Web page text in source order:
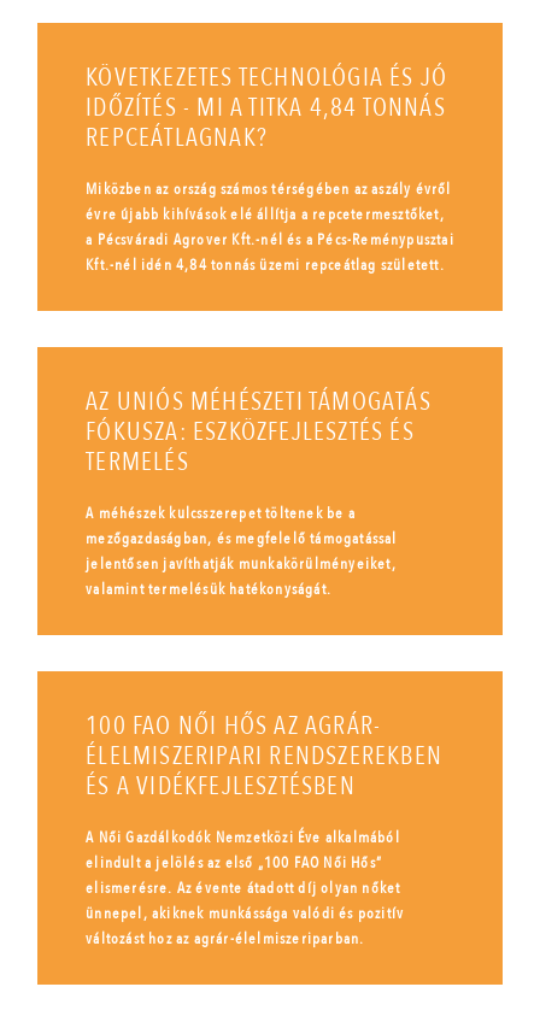
KÖVETKEZETES TECHNOLÓGIA ÉS JÓ
IDŐZÍTÉS - MI A TITKA 4,84 TONNÁS
REPCEÁTLAGNAK?
Miközben az ország számos térségében az aszály évről
évre újabb kihívások elé állítja a repcetermesztőket,
a Pécsváradi Agrover Kft.-nél és a Pécs-Reménypusztai
Kft.-nél idén 4,84 tonnás üzemi repceátlag született.
AZ UNIÓS MÉHÉSZETI TÁMOGATÁS
FÓKUSZA: ESZKÖZFEJLESZTÉS ÉS
TERMELÉS
A méhészek kulcsszerepet töltenek be a
mezőgazdaságban, és megfelelő támogatással
jelentősen javíthatják munkakörülményeiket,
valamint termelésük hatékonyságát.
100 FAO NŐI HŐS AZ AGRÁR-
ÉLELMISZERIPARI RENDSZEREKBEN
ÉS A VIDÉKFEJLESZTÉSBEN
A Női Gazdálkodók Nemzetközi Éve alkalmából
elindult a jelölés az első „100 FAO Női Hős”
elismerésre. Az évente átadott díj olyan nőket
ünnepel, akiknek munkássága valódi és pozitív
változást hoz az agrár-élelmiszeriparban.